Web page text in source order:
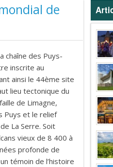
de
chaîne des Puys-
inscrite au
ainsi le 44ème site
lieu tectonique du
de Limagne,
Puys et le relief
La Serre. Soit
vieux de 8 400 à
profonde de
témoin de l’histoire